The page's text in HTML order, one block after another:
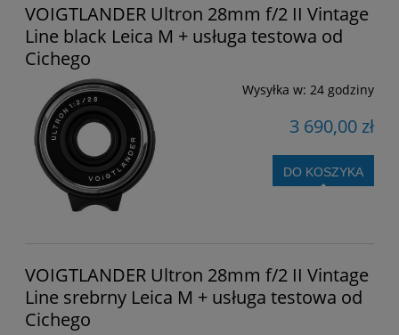
VOIGTLANDER Ultron 28mm f/2 II Vintage
Line black Leica M + usługa testowa od
Cichego
Wysyłka w: 24 godziny
3 690,00 zł
DO KOSZYKA
VOIGTLANDER Ultron 28mm f/2 II Vintage
Line srebrny Leica M + usługa testowa od
Cichego